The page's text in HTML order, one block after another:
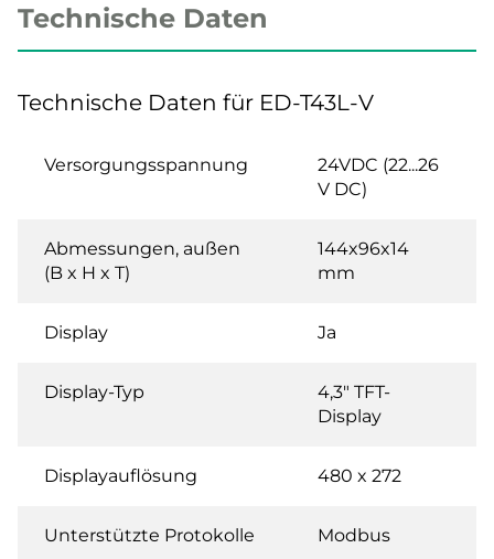
Technische Daten
Technische Daten für ED-T43L-V
Versorgungsspannung
24VDC (22...26
V DC)
Abmessungen, außen
(B x H x T)
144x96x14
mm
Display Ja
Display-Typ
4,3" TFT-
Display
Displayauflösung 480 x 272
Unterstützte Protokolle Modbus